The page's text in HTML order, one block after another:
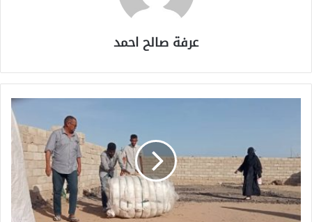
عرفة صالح احمد